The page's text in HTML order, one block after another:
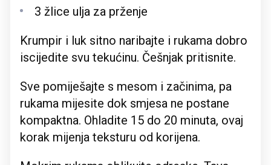
3 žlice ulja za prženje
Krumpir i luk sitno naribajte i rukama dobro
iscijedite svu tekućinu. Češnjak pritisnite.
Sve pomiješajte s mesom i začinima, pa
rukama mijesite dok smjesa ne postane
kompaktna. Ohladite 15 do 20 minuta, ovaj
korak mijenja teksturu od korijena.